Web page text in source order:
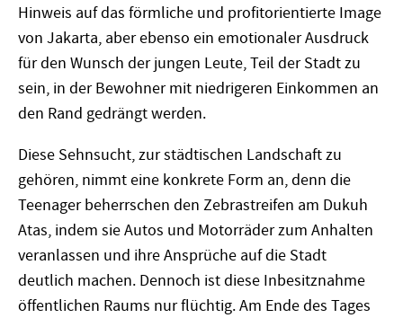
Hinweis auf das förmliche und profitorientierte Image
von Jakarta, aber ebenso ein emotionaler Ausdruck
für den Wunsch der jungen Leute, Teil der Stadt zu
sein, in der Bewohner mit niedrigeren Einkommen an
den Rand gedrängt werden.
Diese Sehnsucht, zur städtischen Landschaft zu
gehören, nimmt eine konkrete Form an, denn die
Teenager beherrschen den Zebrastreifen am Dukuh
Atas, indem sie Autos und Motorräder zum Anhalten
veranlassen und ihre Ansprüche auf die Stadt
deutlich machen. Dennoch ist diese Inbesitznahme
öffentlichen Raums nur flüchtig. Am Ende des Tages